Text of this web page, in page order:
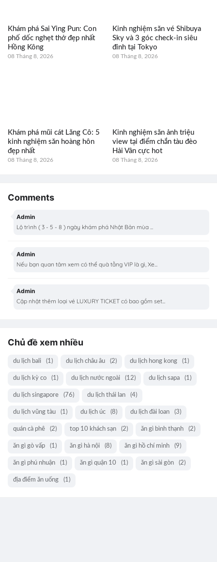
Khám phá Sai Ying Pun: Con
phố dốc nghẹt thở đẹp nhất
Hồng Kông
08 Tháng 8, 2026
Kinh nghiệm săn vé Shibuya
Sky và 3 góc check-in siêu
đỉnh tại Tokyo
08 Tháng 8, 2026
Khám phá mũi cát Lăng Cô: 5
kinh nghiệm săn hoàng hôn
đẹp nhất
08 Tháng 8, 2026
Kinh nghiệm săn ảnh triệu
view tại điểm chắn tàu đèo
Hải Vân cực hot
08 Tháng 8, 2026
Comments
Admin
Lộ trình ( 3 - 5 - 8 ) ngày khám phá Nhật Bản mùa ...
Admin
Nếu bạn quan tâm xem có thể quà tằng VIP là gì, Xe...
Admin
Cập nhật thêm loại vé LUXURY TICKET có bao gồm set...
Chủ đề xem nhiều
du lịch bali (1) du lịch châu âu (2) du lịch hong kong (1)
du lịch kỳ co (1) du lịch nước ngoài (12) du lịch sapa (1)
du lịch singapore (76) du lịch thái lan (4)
du lịch vũng tàu (1) du lịch úc (8) du lịch đài loan (3)
quán cà phê (2) top 10 khách sạn (2) ăn gì bình thạnh (2)
ăn gì gò vấp (1) ăn gì hà nội (8) ăn gì hồ chí minh (9)
ăn gì phú nhuận (1) ăn gì quận 10 (1) ăn gì sài gòn (2)
địa điểm ăn uống (1)